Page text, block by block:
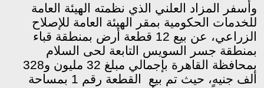
وأسفر المزاد العلني الذي نظمته الهيئة العامة
للخدمات الحكومية بمقر الهيئة العامة للإصلاح
الزراعي، عن بيع 12 قطعة أرض بمنطقة قباء
بمنطقة جسر السويس التابعة لحى السلام
بمحافظة القاهرة بإجمالي مبلغ 32 مليون و328
ألف جنيه، حيث تم بيع القطعة رقم 1 بمساحة